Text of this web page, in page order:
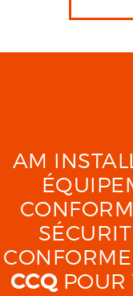
AM
CCQPOUR